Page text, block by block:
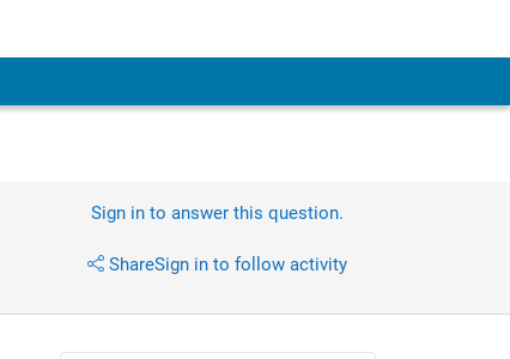
Sign in to answer this question.
ShareSign in to follow activity